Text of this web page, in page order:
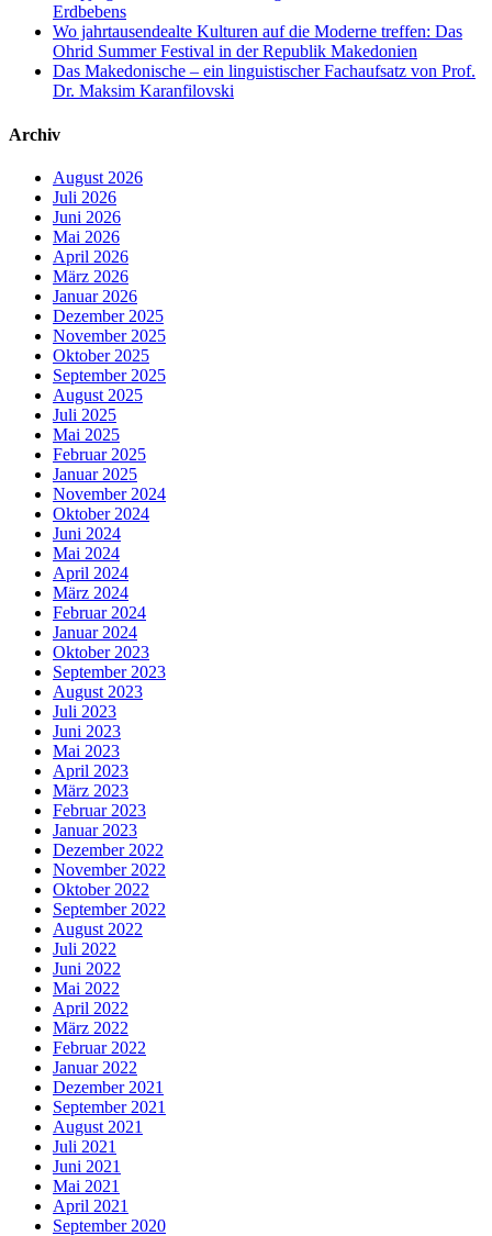
Erdbebens
Wo jahrtausendealte Kulturen auf die Moderne treffen: Das
Ohrid Summer Festival in der Republik Makedonien
Das Makedonische – ein linguistischer Fachaufsatz von Prof.
Dr. Maksim Karanfilovski
Archiv
August 2026
Juli 2026
Juni 2026
Mai 2026
April 2026
März 2026
Januar 2026
Dezember 2025
November 2025
Oktober 2025
September 2025
August 2025
Juli 2025
Mai 2025
Februar 2025
Januar 2025
November 2024
Oktober 2024
Juni 2024
Mai 2024
April 2024
März 2024
Februar 2024
Januar 2024
Oktober 2023
September 2023
August 2023
Juli 2023
Juni 2023
Mai 2023
April 2023
März 2023
Februar 2023
Januar 2023
Dezember 2022
November 2022
Oktober 2022
September 2022
August 2022
Juli 2022
Juni 2022
Mai 2022
April 2022
März 2022
Februar 2022
Januar 2022
Dezember 2021
September 2021
August 2021
Juli 2021
Juni 2021
Mai 2021
April 2021
September 2020